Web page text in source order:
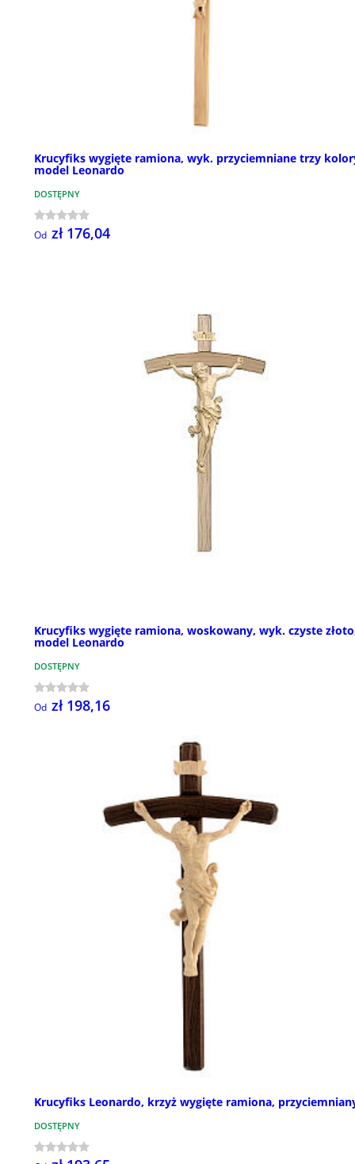
Krucyfiks wygięte ramiona, wyk. przyciemniane trzy
model Leonardo
DOSTĘPNY
Od zł 176,04
Krucyfiks wygięte ramiona, woskowany, wyk. czyste
model Leonardo
DOSTĘPNY
Od zł 198,16
Krucyfiks Leonardo, krzyż wygięte ramiona,
DOSTĘPNY